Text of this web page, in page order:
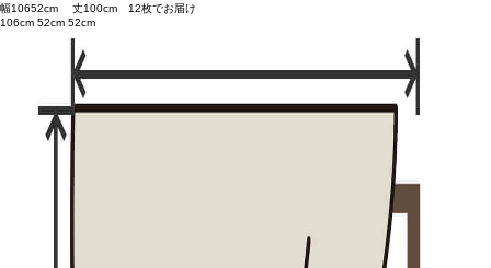
幅10652cm 丈100cm 12枚でお届け
106cm 52cm 52cm